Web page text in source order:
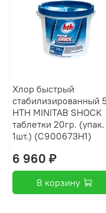
Хлор быстрый
стабилизированный
HTH MINITAB SHOCK
таблетки 20гр. (упак.
1шт.) (C900673H1)
6 960 ₽
В корзину